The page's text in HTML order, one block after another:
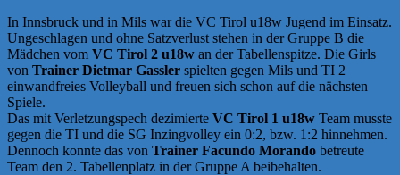
In Innsbruck und in Mils war die VC Tirol u18w Jugend im Einsatz.
Ungeschlagen und ohne Satzverlust stehen in der Gruppe B die
Mädchen vom VC Tirol 2 u18w an der Tabellenspitze. Die Girls
von Trainer Dietmar Gassler spielten gegen Mils und TI 2
einwandfreies Volleyball und freuen sich schon auf die nächsten
Spiele.
Das mit Verletzungspech dezimierte VC Tirol 1 u18w Team musste
gegen die TI und die SG Inzingvolley ein 0:2, bzw. 1:2 hinnehmen.
Dennoch konnte das von Trainer Facundo Morando betreute
Team den 2. Tabellenplatz in der Gruppe A beibehalten.